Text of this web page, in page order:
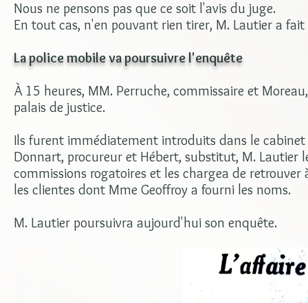
Nous ne pensons pas que ce soit l'avis du juge.
En tout cas, n'en pouvant rien tirer, M. Lautier a
La police mobile va poursuivre l'enquête
À 15 heures, MM. Perruche, commissaire et
palais de justice.
Ils furent immédiatement introduits dans le
Donnart, procureur et Hébert, substitut, M.
commissions rogatoires et les chargea de
les clientes dont Mme Geoffroy a fourni les noms.
M. Lautier poursuivra aujourd'hui son enquête.